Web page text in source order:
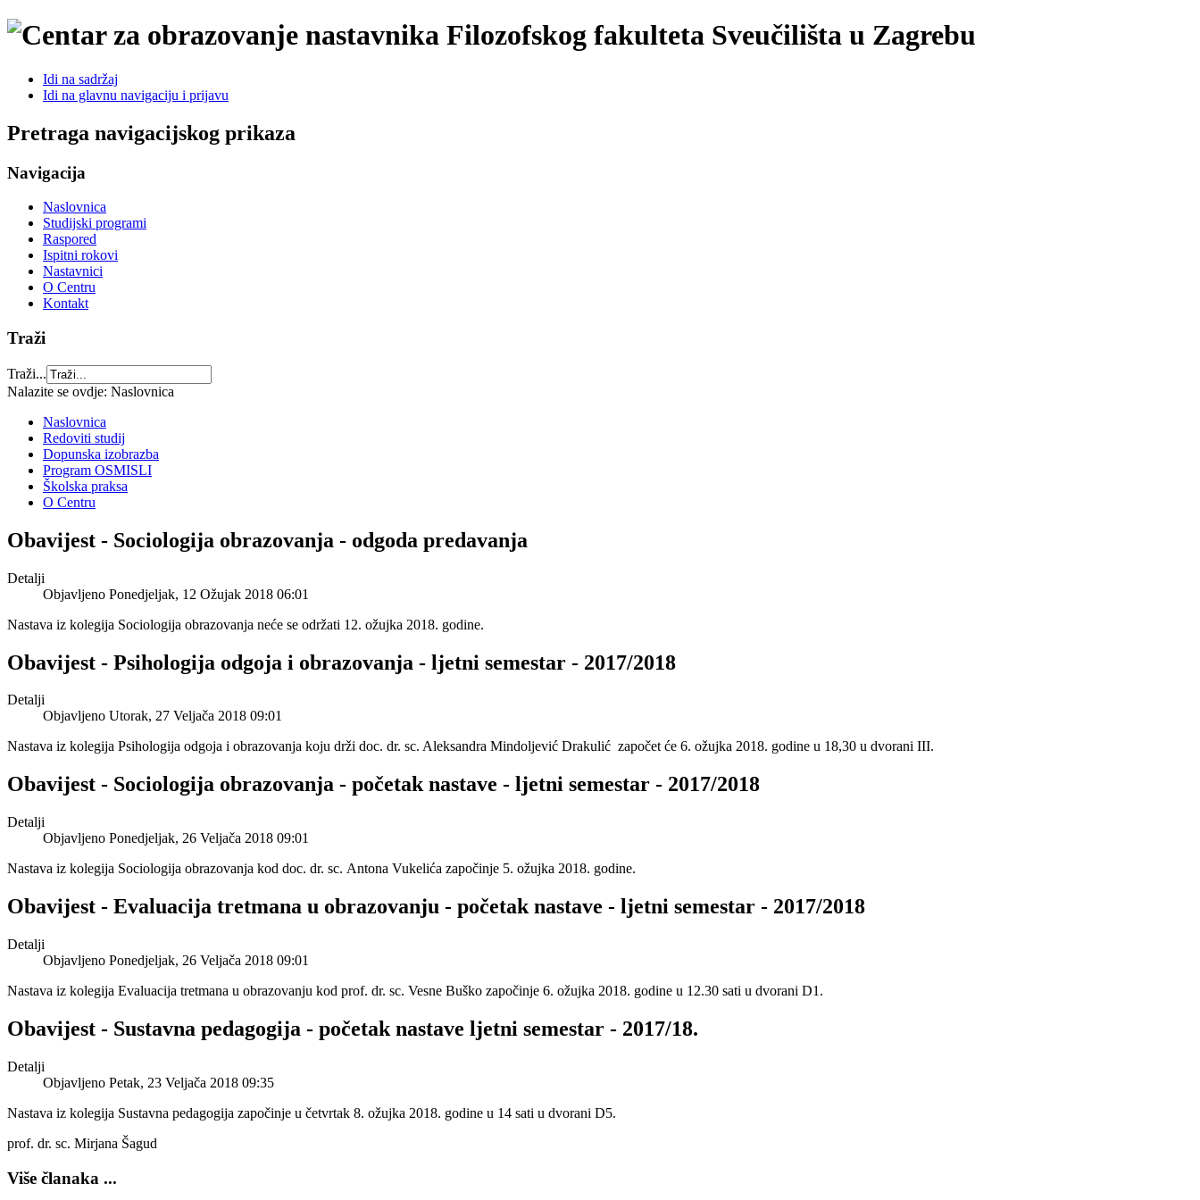
Filozofskog fakulteta Sveučilišta u Zagrebu
Idi na sadržaj
Idi na glavnu navigaciju i prijavu
Pretraga navigacijskog prikaza
Navigacija
Naslovnica
Studijski programi
Raspored
Ispitni rokovi
Nastavnici
O Centru
Kontakt
Traži
Traži...
Nalazite se ovdje: Naslovnica
Naslovnica
Redoviti studij
Dopunska izobrazba
Program OSMISLI
Školska praksa
O Centru
Obavijest - Sociologija obrazovanja - odgoda predavanja
Detalji
Objavljeno Ponedjeljak, 12 Ožujak 2018 06:01
Nastava iz kolegija Sociologija obrazovanja neće se održati 12. ožujka 2018. godine.
Obavijest - Psihologija odgoja i obrazovanja - ljetni semestar - 2017/2018
Detalji
Objavljeno Utorak, 27 Veljača 2018 09:01
Nastava iz kolegija Psihologija odgoja i obrazovanja koju drži doc. dr. sc. Aleksandra Mindoljević Drakulić započet će 6. ožujka 2018. godine u 18,30 u dvorani III.
Obavijest - Sociologija obrazovanja - početak nastave - ljetni semestar - 2017/2018
Detalji
Objavljeno Ponedjeljak, 26 Veljača 2018 09:01
Nastava iz kolegija Sociologija obrazovanja kod doc. dr. sc. Antona Vukelića započinje 5. ožujka 2018. godine.
Obavijest - Evaluacija tretmana u obrazovanju - početak nastave - ljetni semestar - 2017/2018
Detalji
Objavljeno Ponedjeljak, 26 Veljača 2018 09:01
Nastava iz kolegija Evaluacija tretmana u obrazovanju kod prof. dr. sc. Vesne Buško započinje 6. ožujka 2018. godine u 12.30 sati u dvorani D1.
Obavijest - Sustavna pedagogija - početak nastave ljetni semestar - 2017/18.
Detalji
Objavljeno Petak, 23 Veljača 2018 09:35
Nastava iz kolegija Sustavna pedagogija započinje u četvrtak 8. ožujka 2018. godine u 14 sati u dvorani D5.
prof. dr. sc. Mirjana Šagud
Više članaka ...